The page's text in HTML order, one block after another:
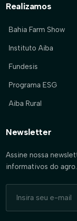
Realizamos
Bahia Farm Show
Instituto Aiba
Fundesis
Programa ESG
Aiba Rural
Newsletter
Assine nossa
informativos do agro.